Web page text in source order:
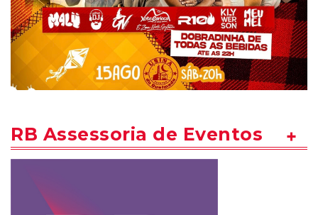
RB Assessoria de Eventos